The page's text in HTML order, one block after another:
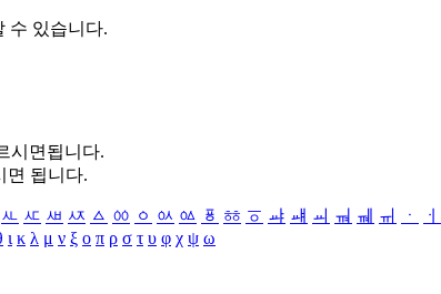
수 있습니다.
시면됩니다.
면 됩니다.
ㅻ ㅼ ㅽ ㅾ ㅿ ㆀ ㆁ ㆂ ㆃ ㆄ ㆅ ㆆ ㆇ ㆈ ㆉ ㆊ ㆋ ㆌ ㆍ
ㆎ
ι κ λ μ ν ξ ο π ρ σ τ υ φ χ ψ ω